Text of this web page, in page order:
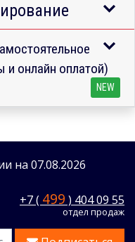
онлайн оплатой)
NEW
на 07.08.2026
+7 ( 499 ) 404 09 55
отдел продаж